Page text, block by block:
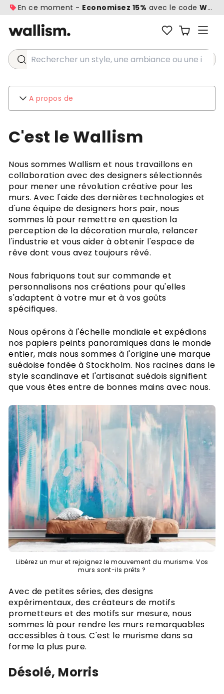
En ce moment - Economisez 15% avec le code
Rechercher un style, une ambiance ou une idée...
A propos de
A propos de
Demandes de renseignements commerciaux
Soutien à la clientèle
FAQ
Expédition
Retours et remboursements
Conditions générales d'utilisation
Cookies
Politique de confidentialité
Guides pratiques
Comment poser du papier peint
Comment installer l'autocollant
Préparation du mur
Outils de papier peint
Papier peint sur murs texturés
C'est le Wallism
Nous sommes Wallism et nous travaillons en
collaboration avec des designers sélectionnés
pour mener une révolution créative pour les
murs. Avec l'aide des dernières technologies et
d'une équipe de designers hors pair, nous
sommes là pour remettre en question la
perception de la décoration murale, relancer
l'industrie et vous aider à obtenir l'espace de
rêve dont vous avez toujours rêvé.
Nous fabriquons tout sur commande et
personnalisons nos créations pour qu'elles
s'adaptent à votre mur et à vos goûts
spécifiques.
Nous opérons à l'échelle mondiale et expédions
nos papiers peints panoramiques dans le monde
entier, mais nous sommes à l'origine une marque
suédoise fondée à Stockholm. Nos racines dans le
style scandinave et l'artisanat suédois signifient
que vous êtes entre de bonnes mains avec nous.
Libérez un mur et rejoignez le mouvement du murisme. Vos
murs sont-ils prêts ?
Avec de petites séries, des designs
expérimentaux, des créateurs de motifs
prometteurs et des motifs sur mesure, nous
sommes là pour rendre les murs remarquables
accessibles à tous. C'est le murisme dans sa
forme la plus pure.
Désolé, Morris